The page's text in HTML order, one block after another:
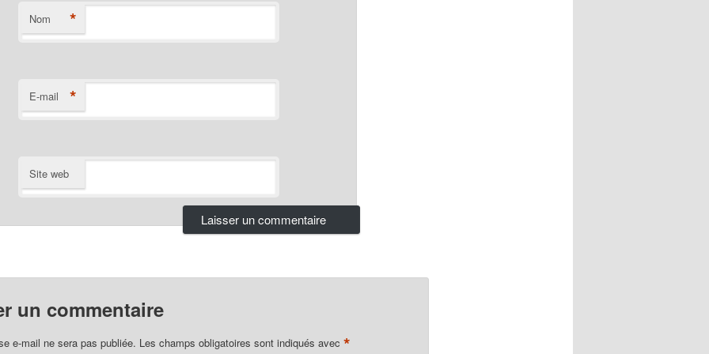
Nom *
E-mail *
Site web
un commentaire
e-mail ne sera pas publiée. Les champs obligatoires sont indiqués avec *